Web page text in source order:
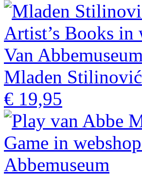
Mladen Stilinović
€ 19,95